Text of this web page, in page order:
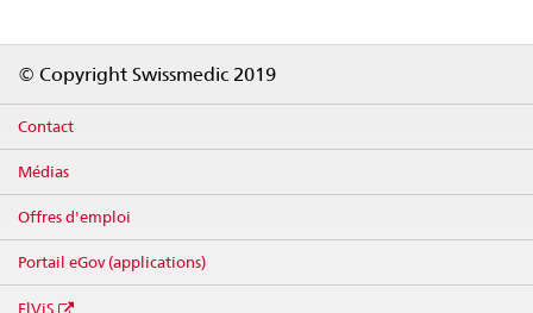
© Copyright Swissmedic 2019
Contact
Médias
Offres d'emploi
Portail eGov (applications)
ElViS